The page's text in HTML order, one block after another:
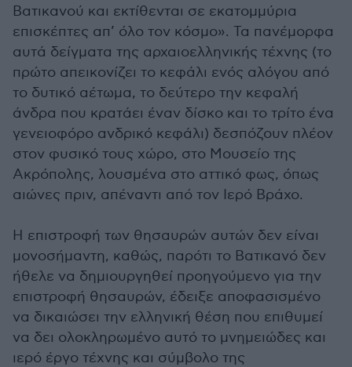
Βατικανού και εκτίθενται σε εκατομμύρια
επισκέπτες απ’ όλο τον κόσμο». Τα πανέμορφα
αυτά δείγματα της αρχαιοελληνικής τέχνης (το
πρώτο απεικονίζει το κεφάλι ενός αλόγου από
το δυτικό αέτωμα, το δεύτερο την κεφαλή
άνδρα που κρατάει έναν δίσκο και το τρίτο ένα
γενειοφόρο ανδρικό κεφάλι) δεσπόζουν πλέον
στον φυσικό τους χώρο, στο Μουσείο της
Ακρόπολης, λουσμένα στο αττικό φως, όπως
αιώνες πριν, απέναντι από τον Ιερό Βράχο.
Η επιστροφή των θησαυρών αυτών δεν είναι
μονοσήμαντη, καθώς, παρότι το Βατικανό δεν
ήθελε να δημιουργηθεί προηγούμενο για την
επιστροφή θησαυρών, έδειξε αποφασισμένο
να δικαιώσει την ελληνική θέση που επιθυμεί
να δει ολοκληρωμένο αυτό το μνημειώδες και
ιερό έργο τέχνης και σύμβολο της